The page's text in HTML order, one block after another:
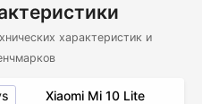
характеристик и
Xiaomi Mi 10 Lite